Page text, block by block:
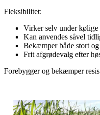
Fleksibilitet:
Virker selv under
Kan anvendes såvel
Bekæmper både stort
Frit afgrødevalg efter
Forebygger og bekæmper